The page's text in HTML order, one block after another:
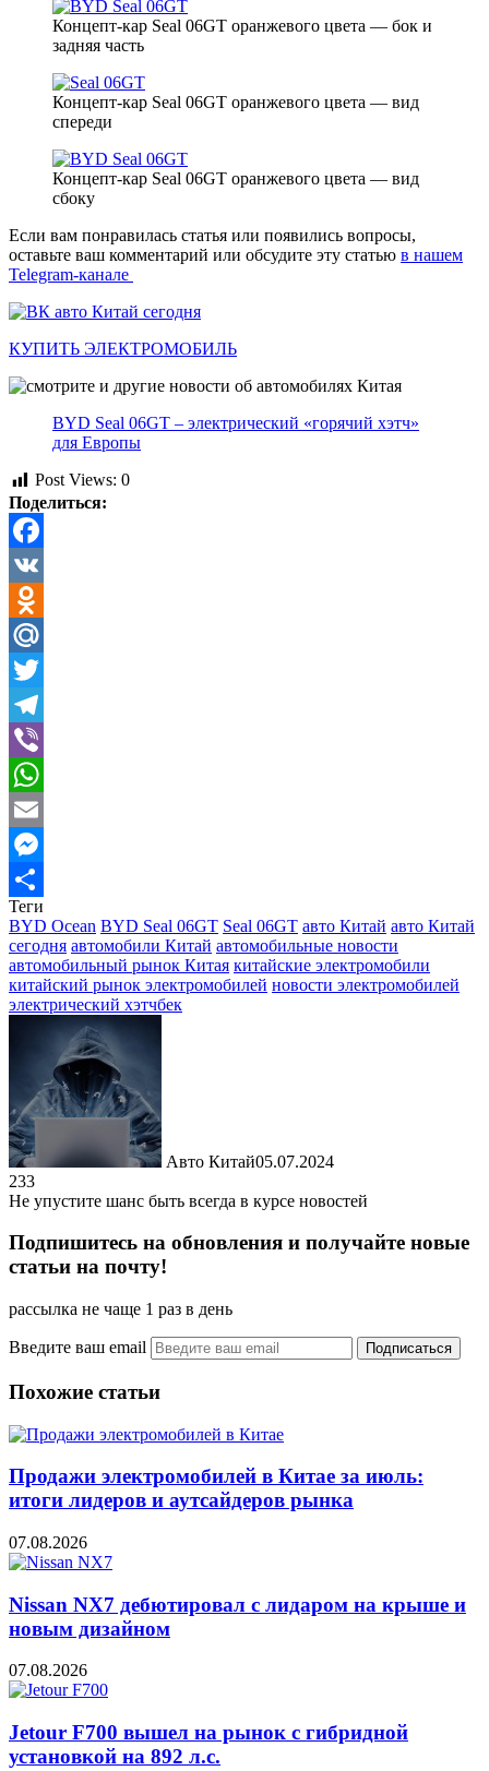
Концепт-кар Seal 06GT оранжевого цвета — бок и
задняя часть
Концепт-кар Seal 06GT оранжевого цвета — вид
спереди
Концепт-кар Seal 06GT оранжевого цвета — вид
сбоку
Если вам понравилась статья или появились вопросы,
оставьте ваш комментарий или обсудите эту статью в нашем
Telegram-канале
КУПИТЬ ЭЛЕКТРОМОБИЛЬ
BYD Seal 06GT – электрический «горячий хэтч»
для Европы
Post Views: 0
Поделиться:
Facebook
VK
Odnoklassniki
Mail.Ru
Twitter
Telegram
Viber
WhatsApp
Email
Messenger
Отправить
Теги
BYD Ocean BYD Seal 06GT Seal 06GT авто Китай авто Китай
сегодня автомобили Китай автомобильные новости
автомобильный рынок Китая китайские электромобили
китайский рынок электромобилей новости электромобилей
электрический хэтчбек
Авто Китай05.07.2024
233
Не упустите шанс быть всегда в курсе новостей
Подпишитесь на обновления и получайте новые
статьи на почту!
рассылка не чаще 1 раз в день
Введите ваш email
Похожие статьи
Продажи электромобилей в Китае за июль:
итоги лидеров и аутсайдеров рынка
07.08.2026
Nissan NX7 дебютировал с лидаром на крыше и
новым дизайном
07.08.2026
Jetour F700 вышел на рынок с гибридной
установкой на 892 л.с.